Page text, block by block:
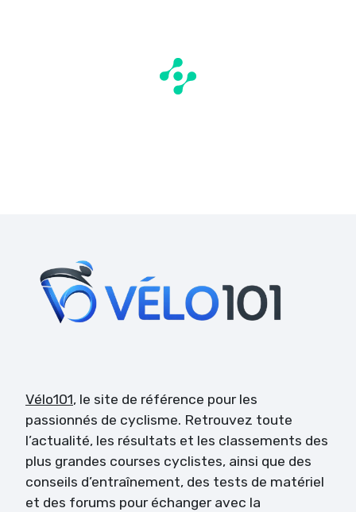
Vélo101, le site de référence pour les
passionnés de cyclisme. Retrouvez toute
l’actualité, les résultats et les classements des
plus grandes courses cyclistes, ainsi que des
conseils d’entraînement, des tests de matériel
et des forums pour échanger avec la